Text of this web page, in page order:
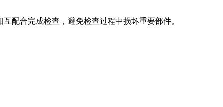
配合完成检查，避免检查过程中损坏重要部件。